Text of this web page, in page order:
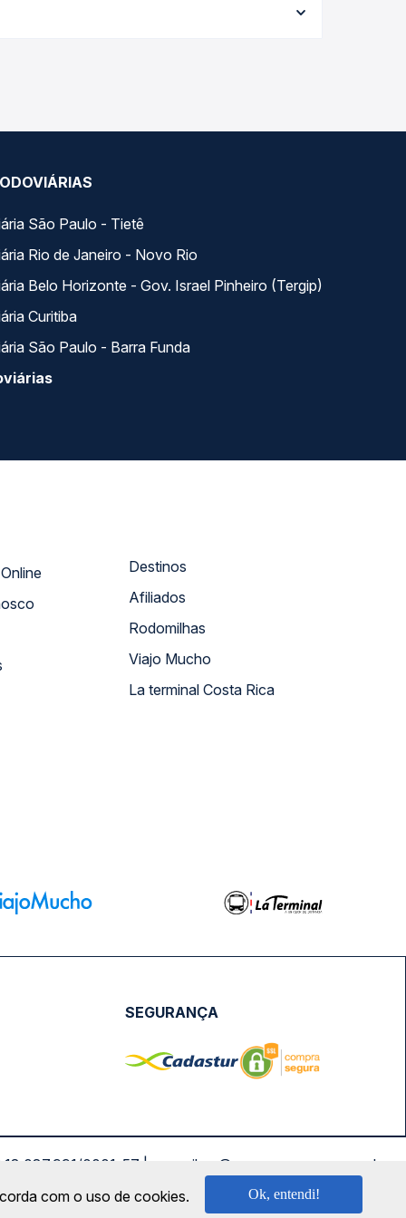
e garante a melhor oferta para o seu roteiro.
São Paulo - Tietê
Rio de Janeiro - Novo Rio
Belo Horizonte - Gov. Israel Pinheiro (Tergip)
Curitiba
São Paulo - Barra Funda
Atendimento Online
Destinos
Afiliados
Rodomilhas
Viajo Mucho
La terminal Costa Rica
SEGURANÇA
0001-57 | saconibus@queropassagem.com.br
com o uso de cookies. Ok, entendi!